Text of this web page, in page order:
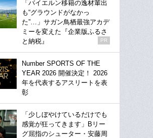
「バイエルン移籍の逸材輩出
も“グラウンドがなかっ
た”…」サガン鳥栖最強アカデ
ミーを変えた『企業版ふるさ
と納税』
PR
Number SPORTS OF THE
YEAR 2026 開催決定！ 2026
年を代表するアスリートを表
彰
「少しぼやけているだけでも
感覚が狂ってきます」Bリー
グ屈指のシューター・安藤周